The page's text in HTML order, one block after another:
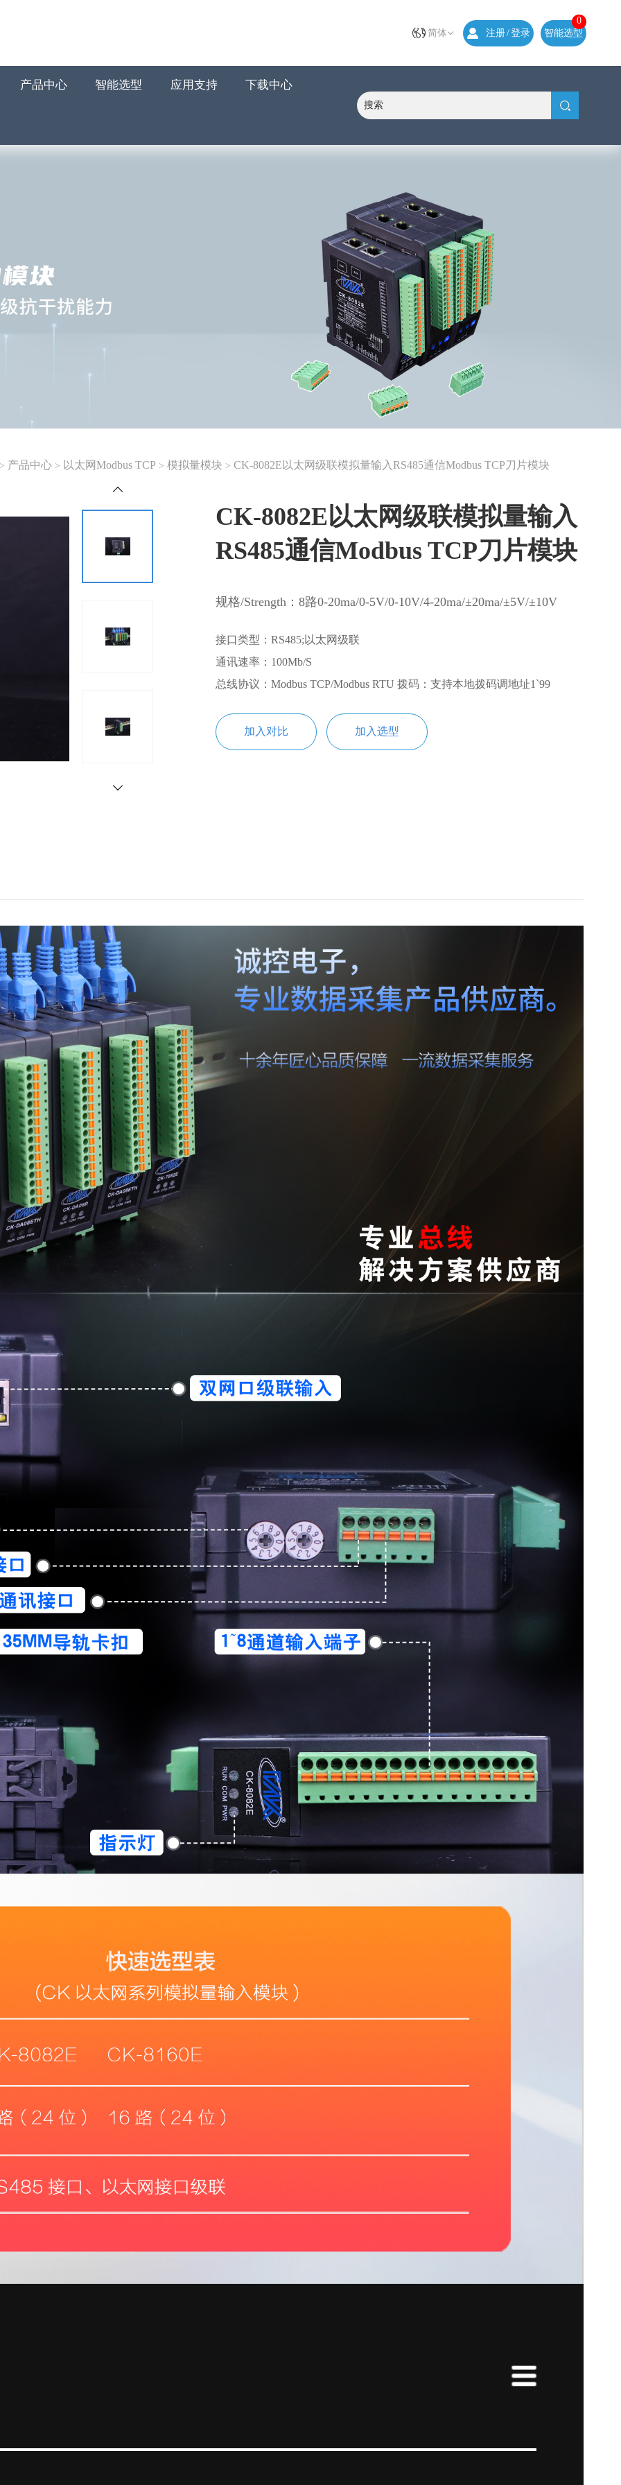
简体 注册/登录 智能选型
0
产品中心 智能选型 应用支持 下载中心
产品中心> 以太网Modbus TCP > 模拟量模块 > CK-8082E以太网级联模拟量输入RS485通信Modbus TCP刀片模块
CK-8082E以太网级联模拟量输入
RS485通信Modbus TCP刀片模块
规格/Strength：8路0-20ma/0-5V/0-10V/4-20ma/±20ma/±5V/±10V
接口类型：RS485;以太网级联
通讯速率：100Mb/S
总线协议：Modbus TCP/Modbus RTU 拨码：支持本地拨码调地址1`99
加入对比 加入选型